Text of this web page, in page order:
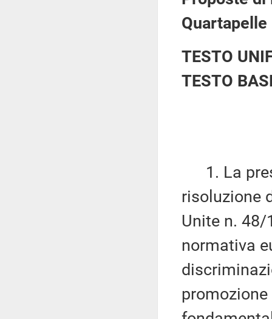
TESTO
TESTO
1. La
risoluzione
Unite n. 48/
normativa